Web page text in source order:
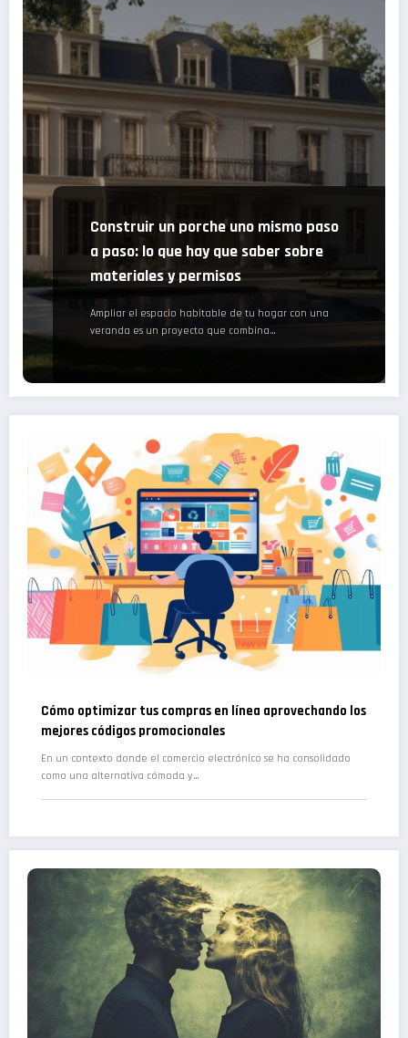
Construir un porche uno mismo paso
a paso: lo que hay que saber sobre
materiales y permisos
Ampliar el espacio habitable de tu hogar con una
veranda es un proyecto que combina…
Cómo optimizar tus compras en línea aprovechando los
mejores códigos promocionales
En un contexto donde el comercio electrónico se ha consolidado
como una alternativa cómoda y…